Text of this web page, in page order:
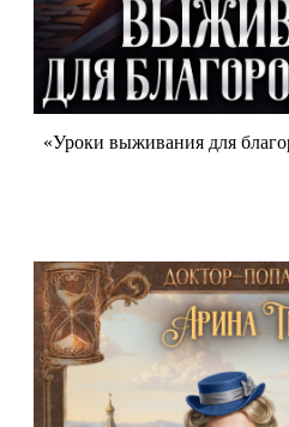
«Уроки выживания для